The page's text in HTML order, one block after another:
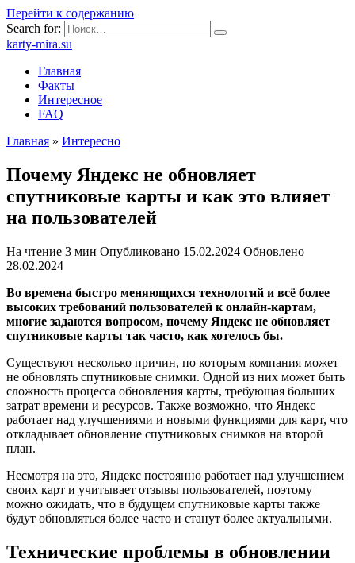
Перейти к содержанию
Search for:
karty-mira.su
Главная
Факты
Интересное
FAQ
Главная » Интересно
Почему Яндекс не обновляет
спутниковые карты и как это влияет
на пользователей
На чтение 3 мин Опубликовано 15.02.2024 Обновлено
28.02.2024
Во времена быстро меняющихся технологий и всё более
высоких требований пользователей к онлайн-картам,
многие задаются вопросом, почему Яндекс не обновляет
спутниковые карты так часто, как хотелось бы.
Существуют несколько причин, по которым компания может
не обновлять спутниковые снимки. Одной из них может быть
сложность процесса обновления карты, требующая больших
затрат времени и ресурсов. Также возможно, что Яндекс
работает над улучшениями и новыми функциями для карт, что
откладывает обновление спутниковых снимков на второй
план.
Несмотря на это, Яндекс постоянно работает над улучшением
своих карт и учитывает отзывы пользователей, поэтому
можно ожидать, что в будущем спутниковые карты также
будут обновляться более часто и станут более актуальными.
Технические проблемы в обновлении